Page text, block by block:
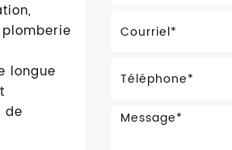
longue
de